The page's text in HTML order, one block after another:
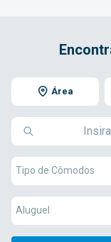
Área
Tipo de Cômodos
Aluguel